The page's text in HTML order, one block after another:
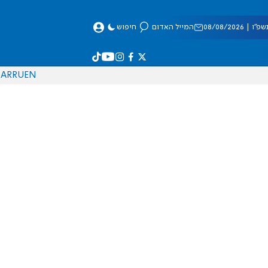
08/2026 המייל האדום חיפוש
EN
RU
AR